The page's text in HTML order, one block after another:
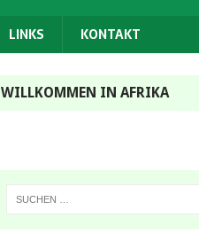
LINKS KONTAKT
WILLKOMMEN IN AFRIKA